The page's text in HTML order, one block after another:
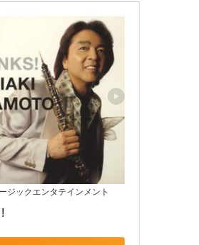
ジックエンタテインメント